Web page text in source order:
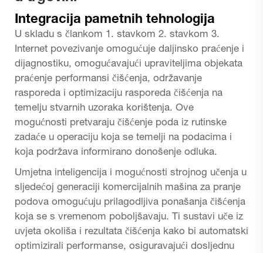
Integracija pametnih tehnologija
U skladu s člankom 1. stavkom 2. stavkom 3.
Internet povezivanje omogućuje daljinsko praćenje i
dijagnostiku, omogućavajući upraviteljima objekata
praćenje performansi čišćenja, održavanje
rasporeda i optimizaciju rasporeda čišćenja na
temelju stvarnih uzoraka korištenja. Ove
mogućnosti pretvaraju čišćenje poda iz rutinske
zadaće u operaciju koja se temelji na podacima i
koja podržava informirano donošenje odluka.
Umjetna inteligencija i mogućnosti strojnog učenja u
sljedećoj generaciji komercijalnih mašina za pranje
podova omogućuju prilagodljiva ponašanja čišćenja
koja se s vremenom poboljšavaju. Ti sustavi uče iz
uvjeta okoliša i rezultata čišćenja kako bi automatski
optimizirali performanse, osiguravajući dosljednu